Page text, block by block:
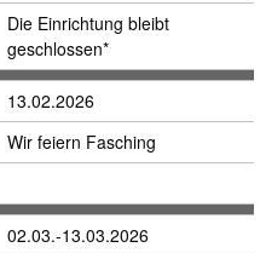
Die Einrichtung bleibt
geschlossen*
13.02.2026
Wir feiern Fasching
02.03.-13.03.2026